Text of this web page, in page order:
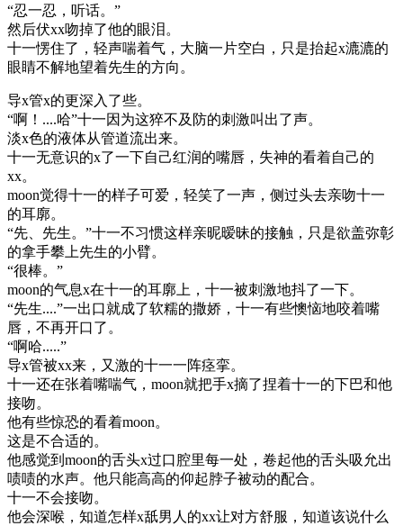
“忍一忍，听话。”
然后伏xx吻掉了他的眼泪。
十一愣住了，轻声喘着气，大脑一片空白，只是抬起x漉漉的
眼睛不解地望着先生的方向。
导x管x的更深入了些。
“啊！....哈”十一因为这猝不及防的刺激叫出了声。
淡x色的液体从管道流出来。
十一无意识的x了一下自己红润的嘴唇，失神的看着自己的
xx。
moon觉得十一的样子可爱，轻笑了一声，侧过头去亲吻十一
的耳廓。
“先、先生。”十一不习惯这样亲昵暧昧的接触，只是欲盖弥彰
的拿手攀上先生的小臂。
“很棒。”
moon的气息x在十一的耳廓上，十一被刺激地抖了一下。
“先生....”一出口就成了软糯的撒娇，十一有些懊恼地咬着嘴
唇，不再开口了。
“啊哈.....”
导x管被xx来，又激的十一一阵痉挛。
十一还在张着嘴喘气，moon就把手x摘了捏着十一的下巴和他
接吻。
他有些惊恐的看着moon。
这是不合适的。
他感觉到moon的舌头x过口腔里每一处，卷起他的舌头吸允出
啧啧的水声。他只能高高的仰起脖子被动的配合。
十一不会接吻。
他会深喉，知道怎样x舐男人的xx让对方舒服，知道该说什么